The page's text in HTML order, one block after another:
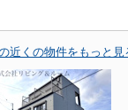
近くの物件をもっと見